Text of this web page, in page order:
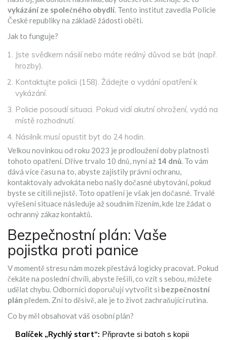
vykázání ze společného obydlí. Tento institut zavedla Policie
České republiky na základě žádosti oběti.
Jak to funguje?
Jste svědkem násilí nebo máte reálný důvod se bát (např.
hrozby).
Kontaktujte policii (158). Žádejte o vydání opatření k
vykázání.
Policie posoudí situaci. Pokud vidí akutní ohrožení, vydá na
místě rozhodnutí.
Násilník musí opustit byt do 24 hodin.
Velkou novinkou od roku 2023 je prodloužení doby platnosti
tohoto opatření. Dříve trvalo 10 dnů, nyní až 14 dnů. To vám
dává více času na to, abyste zajistily právní ochranu,
kontaktovaly advokáta nebo našly dočasné ubytování, pokud
byste se cítili nejistě. Toto opatření je však jen dočasné. Trvalé
vyřešení situace následuje až soudním řízením, kde lze žádat o
ochranný zákaz kontaktů.
Bezpečnostní plán: Vaše
pojistka proti panice
V momentě stresu nám mozek přestává logicky pracovat. Pokud
čekáte na poslední chvíli, abyste řešili, co vzít s sebou, můžete
udělat chybu. Odborníci doporučují vytvořit si bezpečnostní
plán předem. Zní to děsivě, ale je to život zachraňující rutina.
Co by měl obsahovat váš osobní plán?
Balíček „Rychlý start“: Připravte si batoh s kopii